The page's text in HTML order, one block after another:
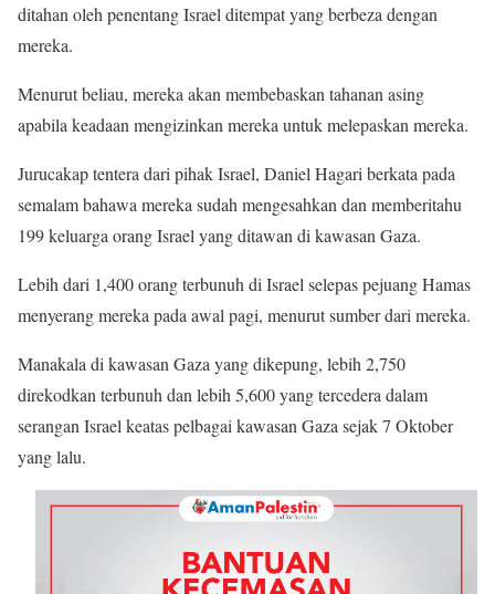
ditahan oleh penentang Israel ditempat yang berbeza dengan
mereka.
Menurut beliau, mereka akan membebaskan tahanan asing
apabila keadaan mengizinkan mereka untuk melepaskan mereka.
Jurucakap tentera dari pihak Israel, Daniel Hagari berkata pada
semalam bahawa mereka sudah mengesahkan dan memberitahu
199 keluarga orang Israel yang ditawan di kawasan Gaza.
Lebih dari 1,400 orang terbunuh di Israel selepas pejuang Hamas
menyerang mereka pada awal pagi, menurut sumber dari mereka.
Manakala di kawasan Gaza yang dikepung, lebih 2,750
direkodkan terbunuh dan lebih 5,600 yang tercedera dalam
serangan Israel keatas pelbagai kawasan Gaza sejak 7 Oktober
yang lalu.